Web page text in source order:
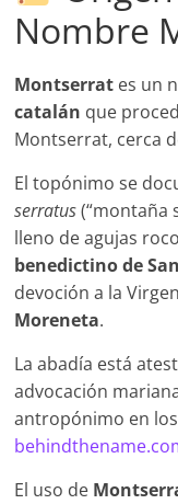
Nombre
Montserrat es un
catalán que
Montserrat, cerca
El topónimo se
serratus(“montaña
lleno de agujas
benedictino de
devoción a la
Moreneta.
La abadía está
advocación
antropónimo en
El uso de